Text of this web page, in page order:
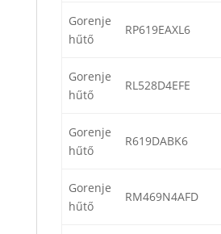
Gorenje
hűtő
RP619EAXL6
Gorenje
hűtő
RL528D4EFE
Gorenje
hűtő
R619DABK6
Gorenje
hűtő
RM469N4AFD